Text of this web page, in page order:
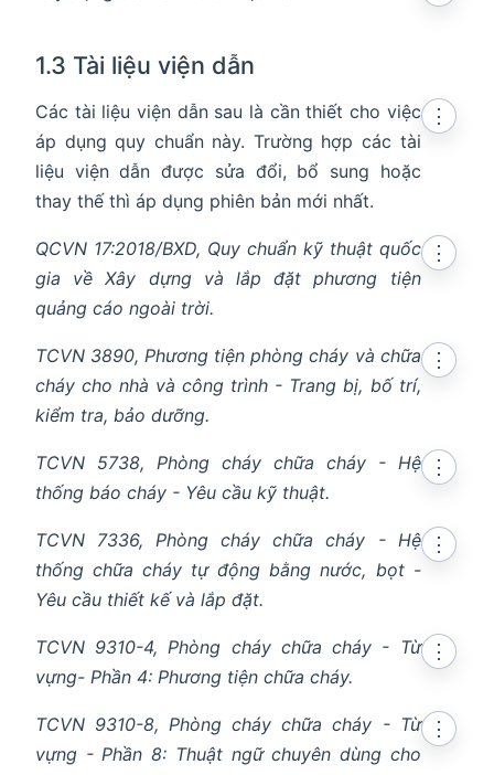
1.3 Tài liệu viện dẫn
Các tài liệu viện dẫn sau là cần thiết cho việc
áp dụng quy chuẩn này. Trường hợp các tài
liệu viện dẫn được sửa đổi, bổ sung hoặc
thay thế thì áp dụng phiên bản mới nhất.
⋮
QCVN 17:2018/BXD, Quy chuẩn kỹ thuật quốc
gia về Xây dựng và lắp đặt phương tiện
quảng cáo ngoài trời.
⋮
TCVN 3890, Phương tiện phòng cháy và chữa
cháy cho nhà và công trình - Trang bị, bố trí,
kiểm tra, bảo dưỡng.
⋮
TCVN 5738, Phòng cháy chữa cháy - Hệ
thống báo cháy - Yêu cầu kỹ thuật.
⋮
TCVN 7336, Phòng cháy chữa cháy - Hệ
thống chữa cháy tự động bằng nước, bọt -
Yêu cầu thiết kế và lắp đặt.
⋮
TCVN 9310-4, Phòng cháy chữa cháy - Từ
vựng- Phần 4: Phương tiện chữa cháy.
⋮
TCVN 9310-8, Phòng cháy chữa cháy - Từ
vựng - Phần 8: Thuật ngữ chuyên dùng cho
⋮